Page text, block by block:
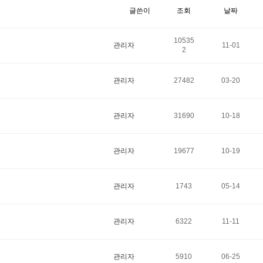
글쓴이 조회 날짜
관리자
10535
2
11-01
관리자 27482 03-20
관리자 31690 10-18
관리자 19677 10-19
관리자 1743 05-14
관리자 6322 11-11
관리자 5910 06-25